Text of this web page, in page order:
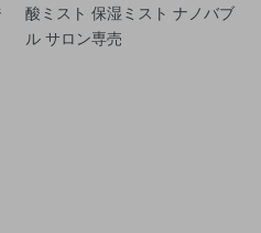
酸ミスト 保湿ミスト ナノバブ
ル サロン専売